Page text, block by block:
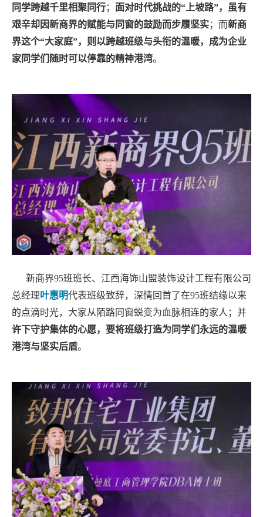
同学跨越千里相聚同行； 面对时代挑战的“上坡路”，虽有
艰辛却因新商界的赋能与同窗的鼓励而步履坚实；而新商
界这个“大家庭”，则以跨越班级与头衔的温暖，成为企业
家同学们随时可以停靠的精神港湾。
新商界95班班长、江西海饰山盟装饰设计工程有限公司
总经理叶惠明代表班级致辞，深情回首了在95班结缘以来
的点滴时光，大家从陌路同窗蜕变为血脉相连的家人；并
许下守护集体的心愿，要将班级打造为同学们永远的温暖
港湾与坚实后盾。